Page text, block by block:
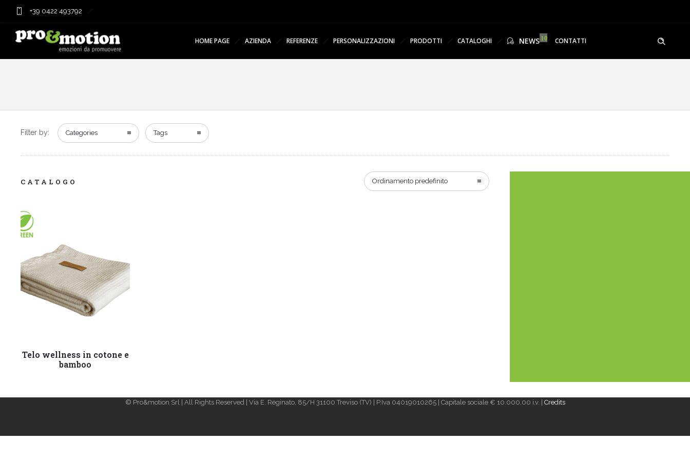
+39 0422 493792
HOME PAGE AZIENDA REFERENZE PERSONALIZZAZIONI PRODOTTI CATALOGHI NEWS CONTATTI
Filter by: Categories Tags
CATALOGO Ordinamento predefinito
Leggi tutto
Telo wellness in cotone e
bamboo
© Pro&motion Srl | All Rights Reserved | Via E. Reginato, 85/H 31100 Treviso (TV) | P.Iva 04019010265 | Capitale sociale € 10.000,00 i.v. | Credits